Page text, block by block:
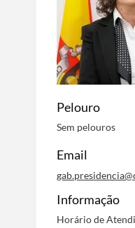
Pelouro
Sem pelouros
Email
Informação
Horário de